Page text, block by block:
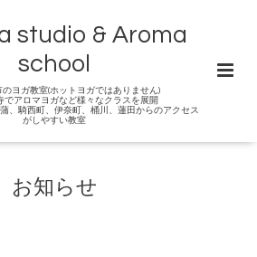
studio & Aroma
school
ヨガ教室(ホットヨガではありません)
でアロマヨガなど様々なクラスを展開
、騎西町、伊奈町、桶川、蓮田からのアクセス
がしやすい教室
お知らせ